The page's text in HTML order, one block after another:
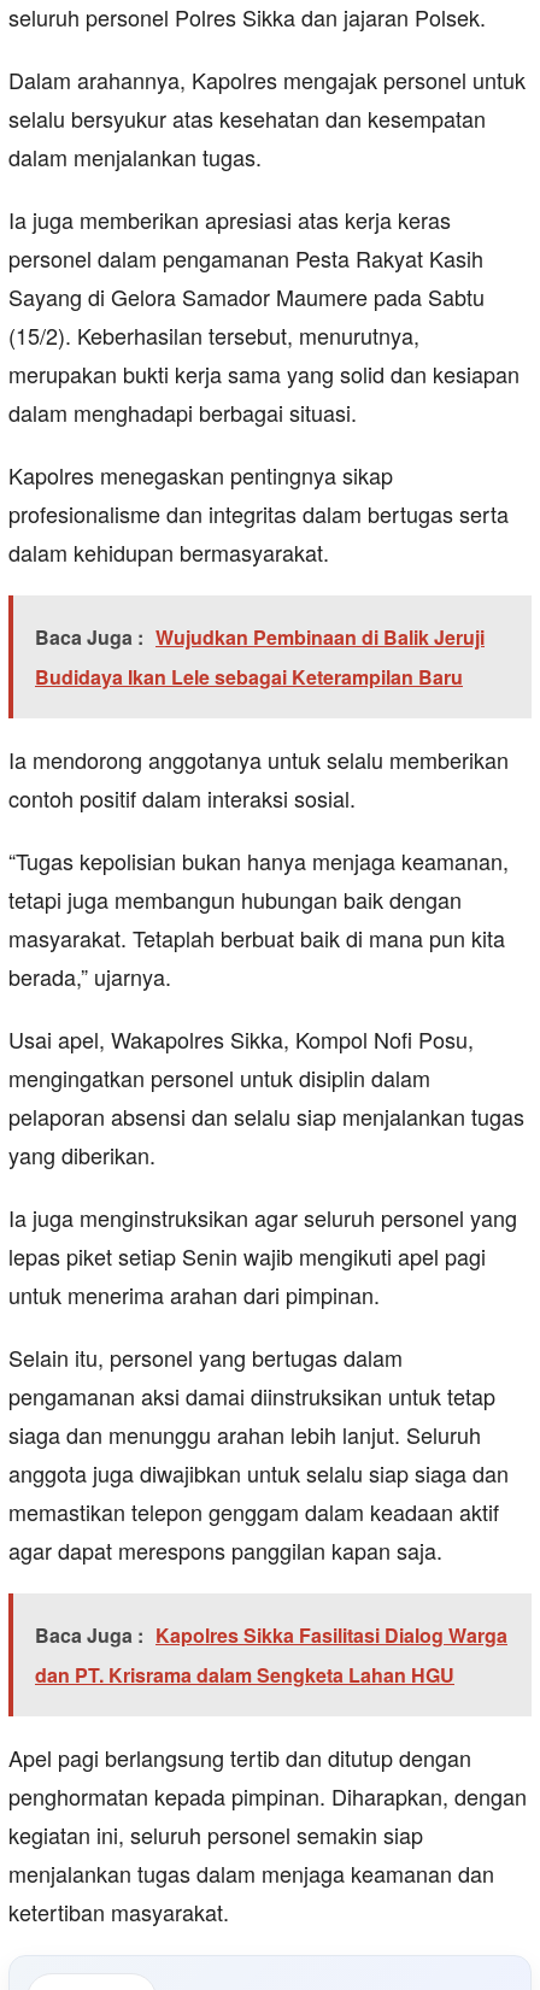
seluruh personel Polres Sikka dan jajaran Polsek.
Dalam arahannya, Kapolres mengajak personel untuk
selalu bersyukur atas kesehatan dan kesempatan
dalam menjalankan tugas.
Ia juga memberikan apresiasi atas kerja keras
personel dalam pengamanan Pesta Rakyat Kasih
Sayang di Gelora Samador Maumere pada Sabtu
(15/2). Keberhasilan tersebut, menurutnya,
merupakan bukti kerja sama yang solid dan kesiapan
dalam menghadapi berbagai situasi.
Kapolres menegaskan pentingnya sikap
profesionalisme dan integritas dalam bertugas serta
dalam kehidupan bermasyarakat.
Baca Juga : Wujudkan Pembinaan di Balik Jeruji
Budidaya Ikan Lele sebagai Keterampilan Baru
Ia mendorong anggotanya untuk selalu memberikan
contoh positif dalam interaksi sosial.
“Tugas kepolisian bukan hanya menjaga keamanan,
tetapi juga membangun hubungan baik dengan
masyarakat. Tetaplah berbuat baik di mana pun kita
berada,” ujarnya.
Usai apel, Wakapolres Sikka, Kompol Nofi Posu,
mengingatkan personel untuk disiplin dalam
pelaporan absensi dan selalu siap menjalankan tugas
yang diberikan.
Ia juga menginstruksikan agar seluruh personel yang
lepas piket setiap Senin wajib mengikuti apel pagi
untuk menerima arahan dari pimpinan.
Selain itu, personel yang bertugas dalam
pengamanan aksi damai diinstruksikan untuk tetap
siaga dan menunggu arahan lebih lanjut. Seluruh
anggota juga diwajibkan untuk selalu siap siaga dan
memastikan telepon genggam dalam keadaan aktif
agar dapat merespons panggilan kapan saja.
Baca Juga : Kapolres Sikka Fasilitasi Dialog Warga
dan PT. Krisrama dalam Sengketa Lahan HGU
Apel pagi berlangsung tertib dan ditutup dengan
penghormatan kepada pimpinan. Diharapkan, dengan
kegiatan ini, seluruh personel semakin siap
menjalankan tugas dalam menjaga keamanan dan
ketertiban masyarakat.